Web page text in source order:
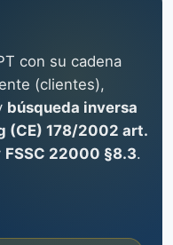
con su cadena
(clientes),
búsqueda inversa
(CE) 178/2002 art.
FSSC 22000 §8.3.